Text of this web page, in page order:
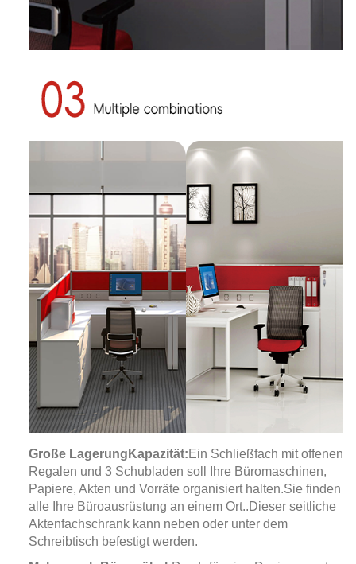
Große Lagerung Kapazität:Ein Schließfach mit offenen
Regalen und 3 Schubladen soll Ihre Büromaschinen,
Papiere, Akten und Vorräte organisiert halten.Sie finden
alle Ihre Büroausrüstung an einem Ort..Dieser seitliche
Aktenfachschrank kann neben oder unter dem
Schreibtisch befestigt werden.